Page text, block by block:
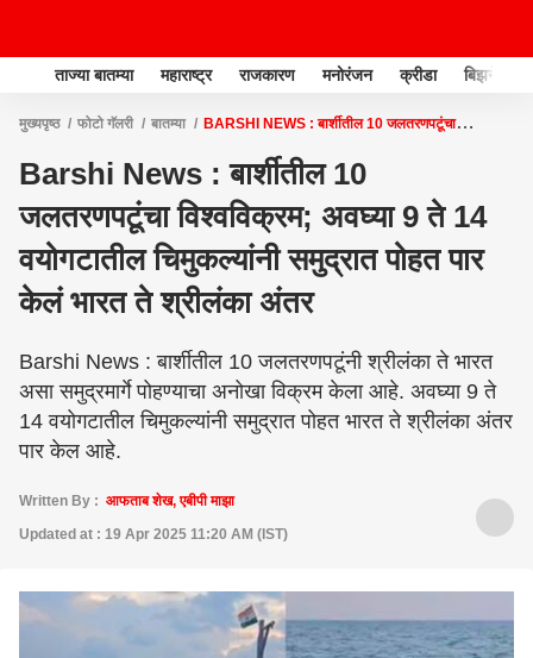
ताज्या बातम्या महाराष्ट्र राजकारण मनोरंजन क्रीडा बिझनेस
मुख्यपृष्ठ फोटो गॅलरी बातम्या
BARSHI NEWS : बार्शीतील 10 जलतरणपटूंचा
अंतर
Barshi News : बार्शीतील 10
जलतरणपटूंचा विश्वविक्रम; अवघ्या 9 ते 14
वयोगटातील चिमुकल्यांनी समुद्रात पोहत पार
केलं भारत ते श्रीलंका अंतर
Barshi News : बार्शीतील 10 जलतरणपटूंनी श्रीलंका ते भारत
असा समुद्रमार्गे पोहण्याचा अनोखा विक्रम केला आहे. अवघ्या 9 ते
14 वयोगटातील चिमुकल्यांनी समुद्रात पोहत भारत ते श्रीलंका अंतर
पार केल आहे.
Written By : आफताब शेख, एबीपी माझा
Updated at : 19 Apr 2025 11:20 AM (IST)